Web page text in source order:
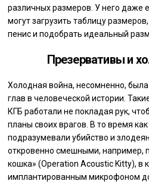
различных размеров. У него даже
могут загрузить таблицу
пенис и подобрать идеальный
Презервативы и
Холодная война, несомненно,
глав в человеческой истории.
КГБ работали не покладая рук,
планы своих врагов. В то время
подразумевали убийство и
откровенно смешными, например,
кошка» (Operation Acoustic Kitty), в
имплантированным микрофоном